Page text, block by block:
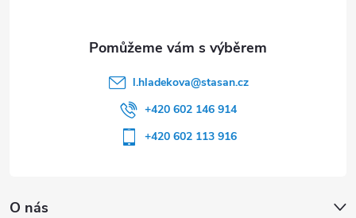
O nás
l.hladekova@stasan.cz
+420 602 146 914
+420 602 113 916